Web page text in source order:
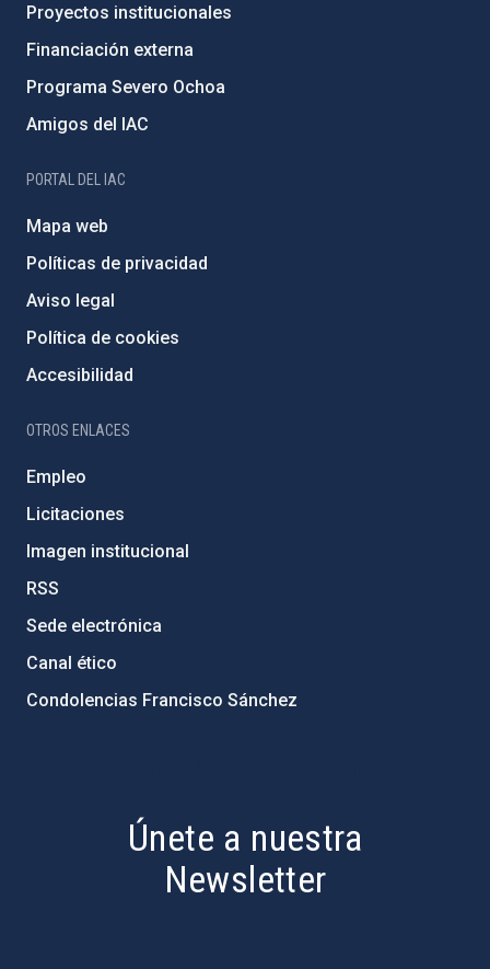
Proyectos institucionales
Financiación externa
Programa Severo Ochoa
Amigos del IAC
PORTAL DEL IAC
Mapa web
Políticas de privacidad
Aviso legal
Política de cookies
Accesibilidad
OTROS ENLACES
Empleo
Licitaciones
Imagen institucional
RSS
Sede electrónica
Canal ético
Condolencias Francisco Sánchez
Únete a nuestra
Newsletter